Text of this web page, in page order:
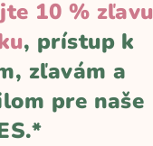
JELLY
10 % zľavu
, prístup k
zľavám a
pre naše